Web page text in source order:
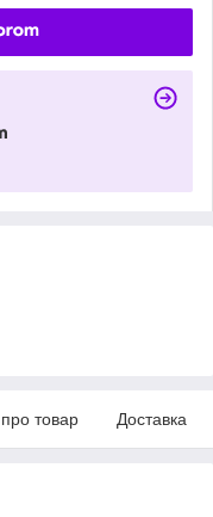
про товар Доставка